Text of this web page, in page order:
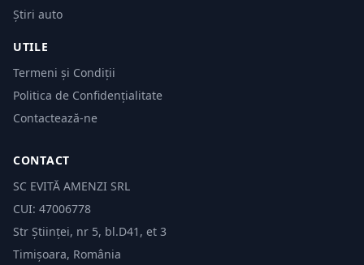
Știri auto
UTILE
Termeni și Condiții
Politica de Confidențialitate
Contactează-ne
CONTACT
SC EVITĂ AMENZI SRL
CUI: 47006778
Str Științei, nr 5, bl.D41, et 3
Timișoara, România